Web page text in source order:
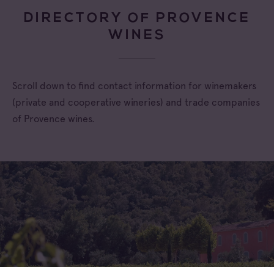
DIRECTORY OF PROVENCE
WINES
Scroll down to find contact information for winemakers
(private and cooperative wineries) and trade companies
of Provence wines.